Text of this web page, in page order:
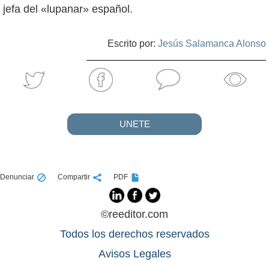
jefa del «lupanar» español.
Escrito por: Jesús Salamanca Alonso
UNETE
Denunciar Compartir PDF
©reeditor.com
Todos los derechos reservados
Avisos Legales